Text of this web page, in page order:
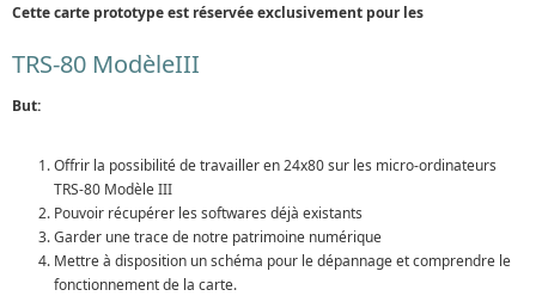
Cette carte prototype est réservée exclusivement pour les
TRS-80 ModèleIII
But:
Offrir la possibilité de travailler en 24x80 sur les micro-ordinateurs
TRS-80 Modèle III
Pouvoir récupérer les softwares déjà existants
Garder une trace de notre patrimoine numérique
Mettre à disposition un schéma pour le dépannage et comprendre le
fonctionnement de la carte.